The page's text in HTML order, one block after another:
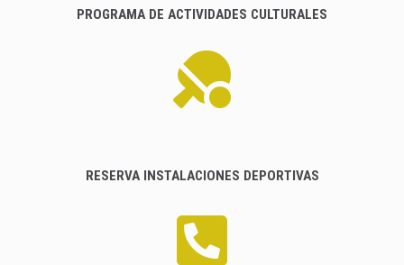
PROGRAMA DE ACTIVIDADES CULTURALES
RESERVA INSTALACIONES DEPORTIVAS